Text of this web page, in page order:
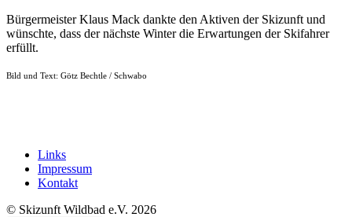
Bürgermeister Klaus Mack dankte den Aktiven der Skizunft und
wünschte, dass der nächste Winter die Erwartungen der Skifahrer
erfüllt.
Bild und Text: Götz Bechtle / Schwabo
Links
Impressum
Kontakt
© Skizunft Wildbad e.V. 2026